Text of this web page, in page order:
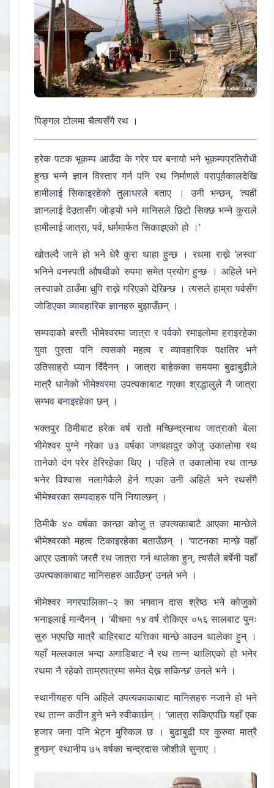
पिङ्गल टोलमा चैत्यसँगै रथ ।
हरेक पटक भूकम्प आउँदा के गरेर घर बनायो भने भूकम्पप्रतिरोधी
हुन्छ भन्ने ज्ञान विस्तार गर्न पनि रथ निर्माणले परापूर्वकालदेखि
हामीलाई सिकाइरहेको तुलाधरले बताए । उनी भन्छन्, ‘त्यही
ज्ञानलाई देउतासँग जोड्यो भने मानिसले छिटो सिक्छ भन्ने कुराले
हामीलाई जात्रा, पर्व, धर्ममार्फत सिकाइएको हो ।’
खोतल्दै जाने हो भने धेरै कुरा थाहा हुन्छ । रथमा राख्ने ‘लस्वा’
भनिने वनस्पती औषधीको रुपमा समेत प्रयोग हुन्छ । अहिले भने
लस्वाको ठाउँमा धुपि राख्ने गरिएको देखिन्छ । त्यसले हाम्रा पर्वसँग
जोडिएका व्यावहारिक ज्ञानहरु बुझाउँछन् ।
सम्पदाको बस्ती भीमेश्वरमा जात्रा र पर्वको रमाइलोमा हराइरहेका
युवा पुस्ता पनि त्यसको महत्व र व्यावहारिक पक्षतिर भने
उतिसाह्रो ध्यान दिँदैनन् । जात्रा बाहेकका समयमा बुढाबुढीले
मात्रै धानेको भीमेश्वरमा उपत्यकाबाट गएका श्रद्धालुले नै जात्रा
सम्भव बनाइरहेका छन् ।
भक्तपुर ठिमीबाट हरेक वर्ष रातो मच्छिन्द्रनाथ जात्राको बेला
भीमेश्वर पुग्ने गरेका ७३ वर्षका जगबहादुर कोजु उकालोमा रथ
तानेको दंग परेर हेरिरहेका थिए । पहिले त उकालोमा रथ तान्छ
भनेर विश्वास नलागेकैले हेर्न गएका उनी अहिले भने रथसँगै
भीमेश्वरका सम्पदाहरु पनि नियाल्छन् ।
ठिमीकै ४० वर्षका कान्छा कोजु त उपत्यकाबाटै आएका मान्छेले
भीमेश्वरको महत्व टिकाइरहेका बताउँछन् । ‘पाटनका मान्छे यहाँ
आएर उताको जस्तै रथ जात्रा गर्न थालेका हुन्, त्यसैले बर्षेनी यहाँ
उपत्यकाकाबाट मानिसहरु आउँछन्’ उनले भने ।
भीमेश्वर नगरपालिका–२ का भगवान दास श्रेष्ठ भने कोजुको
भनाइलाई मान्दैनन् । ‘बीचमा १४ वर्ष रोकिएर ०५६ सालबाट पुनः
सुरु भएपछि मात्रै बाहिरबाट यत्तिका मान्छे आउन थालेका हुन् ।
यहाँ मल्लकाल भन्दा अगाडिबाट नै रथ तान्न थालिएको हो भनेर
रथमा नै रहेको ताम्रपत्रमा समेत देख्न सकिन्छ’ उनले भने ।
स्थानीयहरु पनि अहिले उपत्यकाकाबाट मानिसहरु नजाने हो भने
रथ तान्न कठीन हुने भने स्वीकार्छन् । ‘जात्रा सकिएपछि यहाँ एक
हजार जना पनि भेट्न मुस्किल छ । बुढाबुढी घर कुरुवा मात्रै
हुन्छन्’ स्थानीय ७५ वर्षका चन्द्रदास जोशीले सुनाए ।